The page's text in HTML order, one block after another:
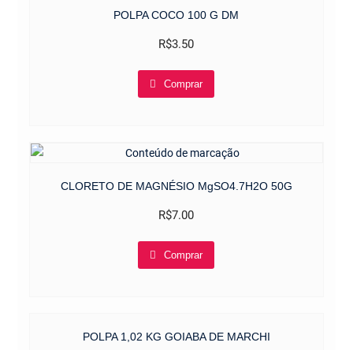
POLPA COCO 100 G DM
R$3.50
Comprar
CLORETO DE MAGNÉSIO MgSO4.7H2O 50G
R$7.00
Comprar
POLPA 1,02 KG GOIABA DE MARCHI